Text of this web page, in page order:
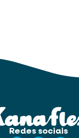
Redes sociais